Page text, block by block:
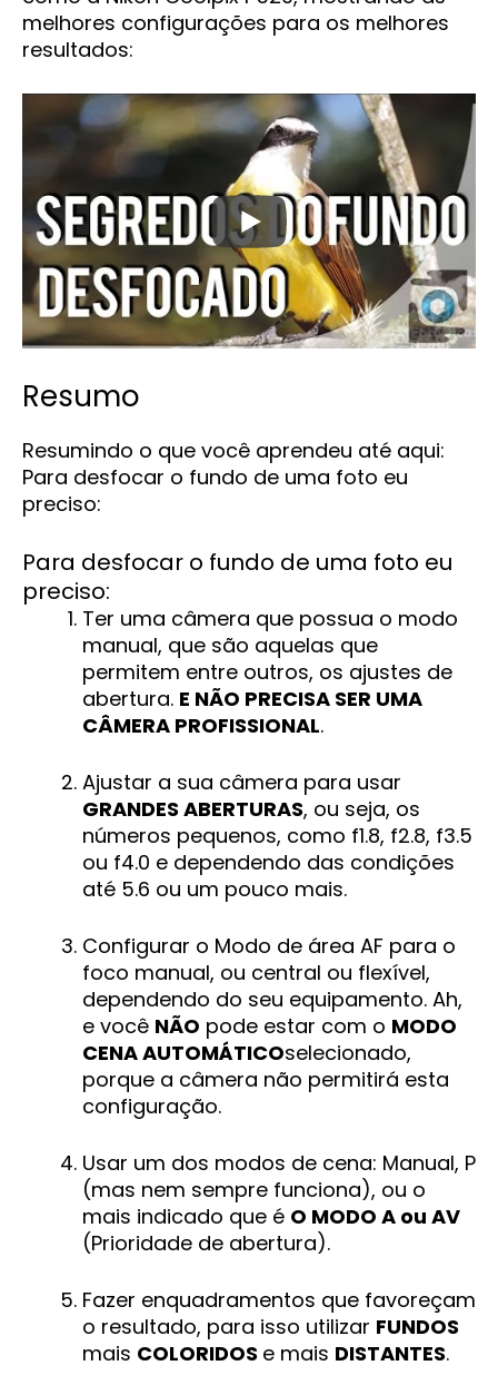
melhores configurações para os melhores
resultados:
Resumo
Resumindo o que você aprendeu até aqui:
Para desfocar o fundo de uma foto eu
preciso:
Para desfocar o fundo de uma foto eu
preciso:
Ter uma câmera que possua o modo
manual, que são aquelas que
permitem entre outros, os ajustes de
abertura. E NÃO PRECISA SER UMA
CÂMERA PROFISSIONAL.
Ajustar a sua câmera para usar
GRANDES ABERTURAS, ou seja, os
números pequenos, como f1.8, f2.8, f3.5
ou f4.0 e dependendo das condições
até 5.6 ou um pouco mais.
Configurar o Modo de área AF para o
foco manual, ou central ou flexível,
dependendo do seu equipamento. Ah,
e você NÃO pode estar com o MODO
CENA AUTOMÁTICOselecionado,
porque a câmera não permitirá esta
configuração.
Usar um dos modos de cena: Manual, P
(mas nem sempre funciona), ou o
mais indicado que é O MODO A ou AV
(Prioridade de abertura).
Fazer enquadramentos que favoreçam
o resultado, para isso utilizar FUNDOS
mais COLORIDOS e mais DISTANTES.